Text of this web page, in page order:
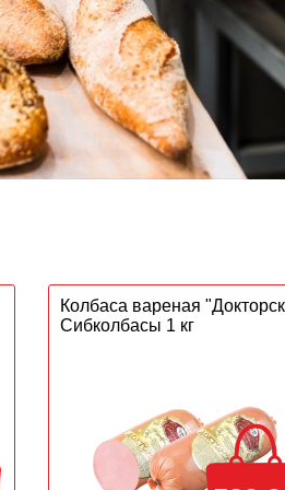
Колбаса вареная
Сибколбасы 1 кг